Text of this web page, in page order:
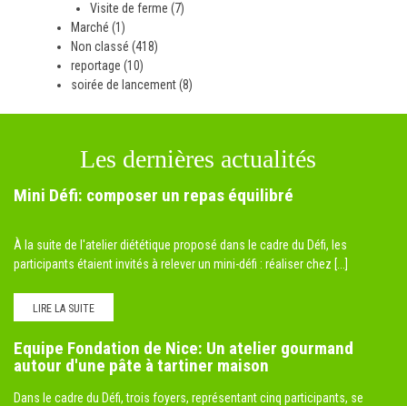
Visite de ferme (7)
Marché (1)
Non classé (418)
reportage (10)
soirée de lancement(8)
Les dernières actualités
Mini Défi: composer un repas équilibré
À la suite de l'atelier diététique proposé dans le cadre du Défi, les
participants étaient invités à relever un mini-défi : réaliser chez [...]
LIRE LA SUITE
Equipe Fondation de Nice: Un atelier gourmand
autour d'une pâte à tartiner maison
Dans le cadre du Défi, trois foyers, représentant cinq participants, se